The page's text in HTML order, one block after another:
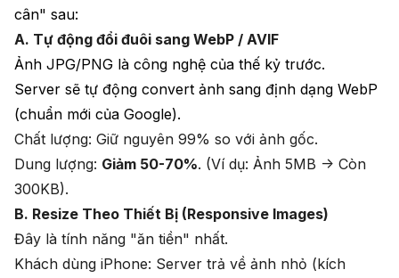
cân" sau:
A. Tự động đổi đuôi sang WebP / AVIF
Ảnh JPG/PNG là công nghệ của thế kỷ trước.
Server sẽ tự động convert ảnh sang định dạng WebP
(chuẩn mới của Google).
Chất lượng: Giữ nguyên 99% so với ảnh gốc.
Dung lượng: Giảm 50-70%. (Ví dụ: Ảnh 5MB -> Còn
300KB).
B. Resize Theo Thiết Bị (Responsive Images)
Đây là tính năng "ăn tiền" nhất.
Khách dùng iPhone: Server trả về ảnh nhỏ (kích